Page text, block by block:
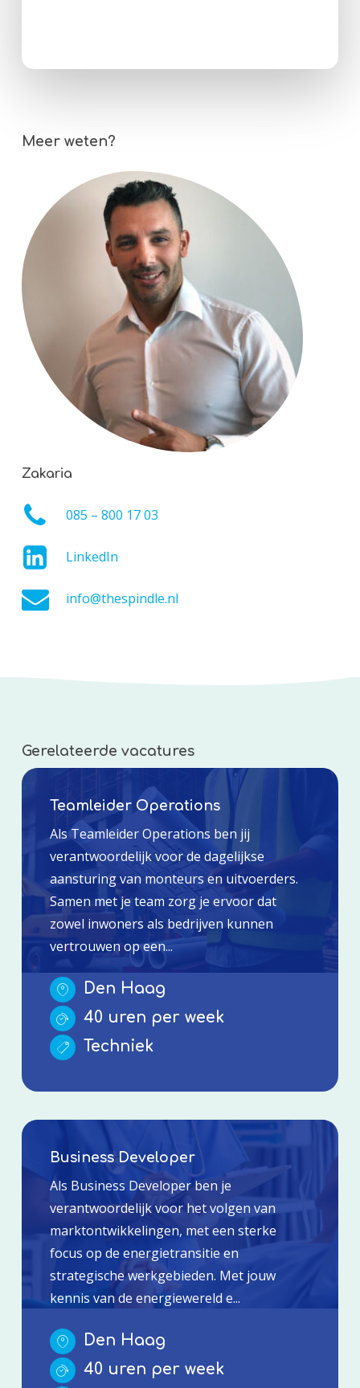
Meer weten?
Zakaria
085 – 800 17 03
LinkedIn
info@thespindle.nl
Gerelateerde vacatures
Teamleider Operations
Als Teamleider Operations ben jij
verantwoordelijk voor de dagelijkse
aansturing van monteurs en uitvoerders.
Samen met je team zorg je ervoor dat
zowel inwoners als bedrijven kunnen
vertrouwen op een...
Den Haag
40 uren per week
Techniek
Business Developer
Als Business Developer ben je
verantwoordelijk voor het volgen van
marktontwikkelingen, met een sterke
focus op de energietransitie en
strategische werkgebieden. Met jouw
kennis van de energiewereld e...
Den Haag
40 uren per week